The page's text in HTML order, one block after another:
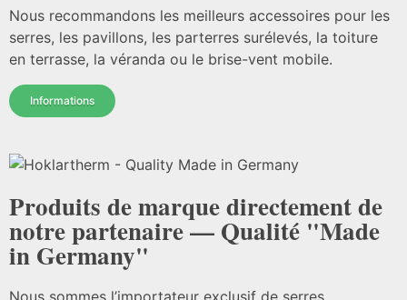
Nous recommandons les meilleurs accessoires pour les
serres, les pavillons, les parterres surélevés, la toiture
en terrasse, la véranda ou le brise-vent mobile.
Informations
Produits de marque directement de
notre partenaire — Qualité "Made
in Germany"
Nous sommes l’importateur exclusif de serres